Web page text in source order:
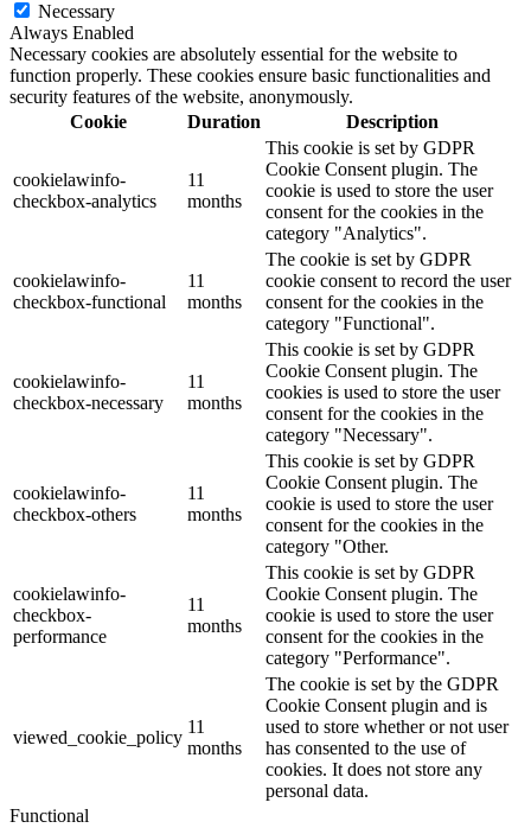
Necessary
Always Enabled
Necessary cookies are absolutely essential for the website to
function properly. These cookies ensure basic functionalities and
security features of the website, anonymously.
Cookie
Duration Description
cookielawinfo-
checkbox-analytics
11
months
This cookie is set by GDPR
Cookie Consent plugin. The
cookie is used to store the user
consent for the cookies in the
category "Analytics".
cookielawinfo-
checkbox-functional
11
months
The cookie is set by GDPR
cookie consent to record the user
consent for the cookies in the
category "Functional".
cookielawinfo-
checkbox-necessary
11
months
This cookie is set by GDPR
Cookie Consent plugin. The
cookies is used to store the user
consent for the cookies in the
category "Necessary".
cookielawinfo-
checkbox-others
11
months
This cookie is set by GDPR
Cookie Consent plugin. The
cookie is used to store the user
consent for the cookies in the
category "Other.
cookielawinfo-
checkbox-
performance
11
months
This cookie is set by GDPR
Cookie Consent plugin. The
cookie is used to store the user
consent for the cookies in the
category "Performance".
viewed_cookie_policy
11
months
The cookie is set by the GDPR
Cookie Consent plugin and is
used to store whether or not user
has consented to the use of
cookies. It does not store any
personal data.
Functional